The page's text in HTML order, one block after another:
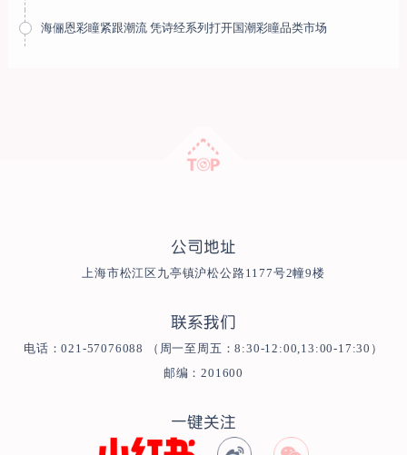
海俪恩彩瞳紧跟潮流 凭诗经系列打开国潮彩瞳品类市场
公司地址
上海市松江区九亭镇沪松公路1177号2幢9楼
联系我们
电话：021-57076088 （周一至周五：8:30-12:00,13:00-17:30）
邮编：201600
一键关注